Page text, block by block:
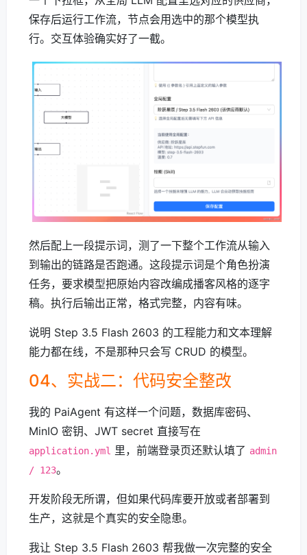
保存后运行工作流，节点会用选中的那个模型执
行。交互体验确实好了一截。
然后配上一段提示词，测了一下整个工作流从输入
到输出的链路是否跑通。这段提示词是个角色扮演
任务，要求模型把原始内容改编成播客风格的逐字
稿。执行后输出正常，格式完整，内容有味。
说明 Step 3.5 Flash 2603 的工程能力和文本理解
能力都在线，不是那种只会写 CRUD 的模型。
04、实战二：代码安全整改
我的 PaiAgent 有这样一个问题，数据库密码、
MinIO 密钥、JWT secret 直接写在
application.yml 里，前端登录页还默认填了 admin
/ 123。
开发阶段无所谓，但如果代码库要开放或者部署到
生产，这就是个真实的安全隐患。
我让 Step 3.5 Flash 2603 帮我做一次完整的安全